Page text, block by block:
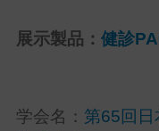
展示製品： 健診
学会名： 第65回